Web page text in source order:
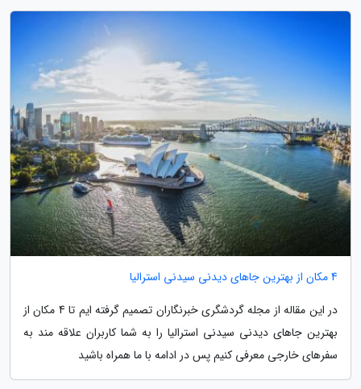
4 مکان از بهترین جاهای دیدنی سیدنی استرالیا
در این مقاله از مجله گردشگری خبرنگاران تصمیم گرفته ایم تا 4 مکان از
بهترین جاهای دیدنی سیدنی استرالیا را به شما کاربران علاقه مند به
سفرهای خارجی معرفی کنیم پس در ادامه با ما همراه باشید